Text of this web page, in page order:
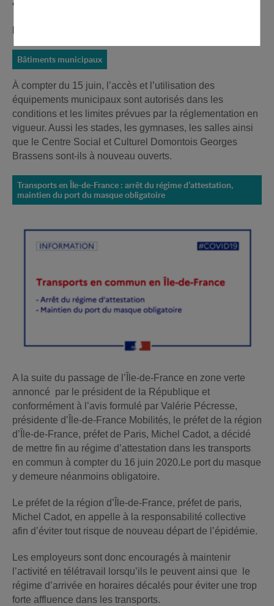
• Mercredi 17 et vendredi 19 juin de 14h à 19h30
Bâtiments municipaux
À compter du 15 juin, l’accès et l’utilisation des
équipements municipaux sont autorisés dans les
conditions et les limites prévues par la réglementation en
vigueur. Aussi les stades, les gymnases, les salles ainsi
que le Centre Social et Culturel Domontois Georges
Brassens sont-ils à nouveau ouverts.
Transports en Île-de-France : arrêt du régime d’attestation,
maintien du port du masque obligatoire
A la suite du passage de l’Île-de-France en zone verte
annoncé par le président de la République et
conformément à l’avis formulé par Valérie Pécresse,
présidente d’Île-de-France Mobilités, le préfet de la région
d’Île-de-France, préfet de Paris, Michel Cadot, a décidé
de mettre fin au régime d’attestation dans les transports
en commun à compter du 16 juin 2020.Le port du masque
y demeure néanmoins obligatoire.
Le préfet de la région d’Île-de-France, préfet de paris,
Michel Cadot, en appelle à la responsabilité collective
afin d’éviter tout risque de nouveau départ de l’épidémie.
Les employeurs sont donc encouragés à maintenir
l’activité en télétravail lorsqu’ils le peuvent ainsi que le
régime d’arrivée en horaires décalés pour éviter une trop
forte affluence dans les transports.